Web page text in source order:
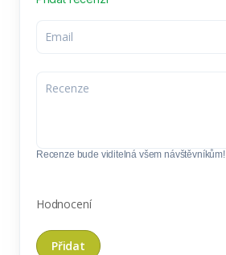
Recenze bude viditelná všem návštěvníkům!
Hodnocení